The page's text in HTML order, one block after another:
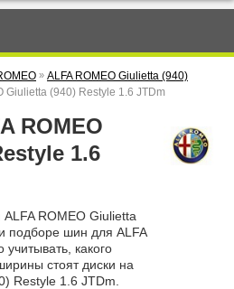
» ALFA ROMEO Giulietta (940)
Giulietta (940) Restyle 1.6 JTDm
1.6
ROMEO Giulietta
подборе шин для ALFA
какого
стоят диски на
Restyle 1.6 JTDm.